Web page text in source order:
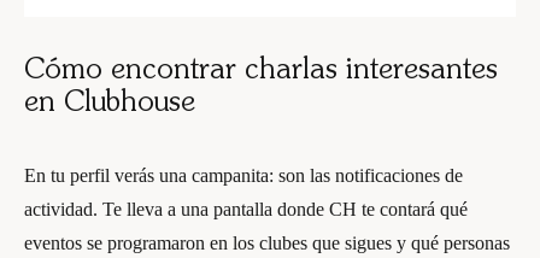
Cómo encontrar charlas interesantes
en Clubhouse
En tu perfil verás una campanita: son las notificaciones de
actividad. Te lleva a una pantalla donde CH te contará qué
eventos se programaron en los clubes que sigues y qué personas